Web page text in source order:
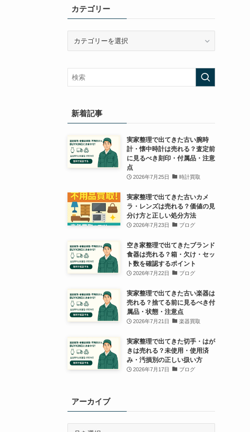
カテゴリー
リ
ー
新着記事
実家整理で出てきた古い腕時
計・懐中時計は売れる？査定前
に見るべき刻印・付属品・注意
点
2026年7月25日 時計買取
実家整理で出てきた古いカメ
ラ・レンズは売れる？価値の見
分け方と正しい処分方法
2026年7月23日 ブログ
空き家整理で出てきたブランド
食器は売れる？箱・欠け・セッ
ト数を確認するポイント
2026年7月22日 ブログ
実家整理で出てきた古い楽器は
売れる？捨てる前に見るべき付
属品・状態・注意点
2026年7月21日 楽器買取
実家整理で出てきた切手・はが
きは売れる？未使用・使用済
み・汚損別の正しい扱い方
2026年7月17日 ブログ
アーカイブ